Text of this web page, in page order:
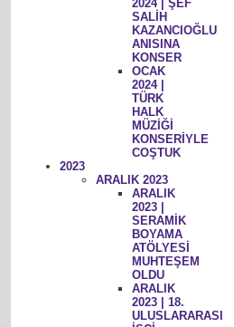
2024 | ŞEF
SALİH
KAZANCIOĞLU
ANISINA
KONSER
OCAK
2024 |
TÜRK
HALK
MÜZİĞİ
KONSERİYLE
COŞTUK
2023
ARALIK 2023
ARALIK
2023 |
SERAMİK
BOYAMA
ATÖLYESİ
MUHTEŞEM
OLDU
ARALIK
2023 | 18.
ULUSLARARASI